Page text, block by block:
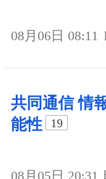
08月06日 08:11
共同通信 情
能性
19
08月05日 20:31